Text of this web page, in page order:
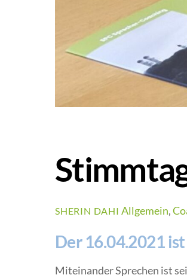
SHERIN DAHI Allgemein,
Der 16.04.2021
Miteinander Sprechen ist